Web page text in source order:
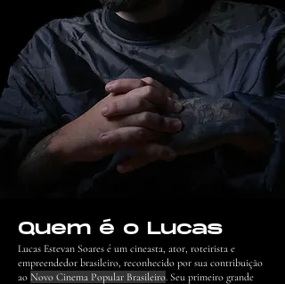
Quem é o Lucas
Lucas Estevan Soares é um cineasta, ator, roteirista e
empreendedor brasileiro, reconhecido por sua contribuição
ao Novo Cinema Popular Brasileiro. Seu primeiro grande